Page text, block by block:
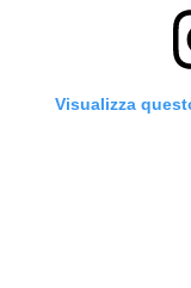
Visualizza